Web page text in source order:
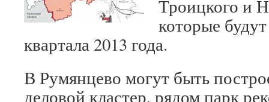
Троицкого и
которые
квартала 2013 года.
В Румянцево могут быть
деловой кластер, рядом парк